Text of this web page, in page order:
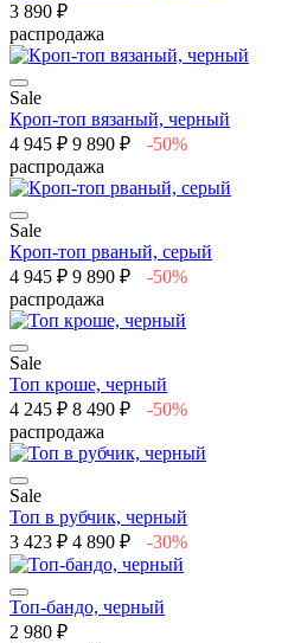
3 890 ₽
распродажа
Sale
Кроп-топ вязаный, черный
4 945 ₽ 9 890 ₽
-50%
распродажа
Sale
Кроп-топ рваный, серый
4 945 ₽ 9 890 ₽
-50%
распродажа
Sale
Топ кроше, черный
4 245 ₽ 8 490 ₽
-50%
распродажа
Sale
Топ в рубчик, черный
3 423 ₽ 4 890 ₽ -30%
Топ-бандо, черный
2 980 ₽